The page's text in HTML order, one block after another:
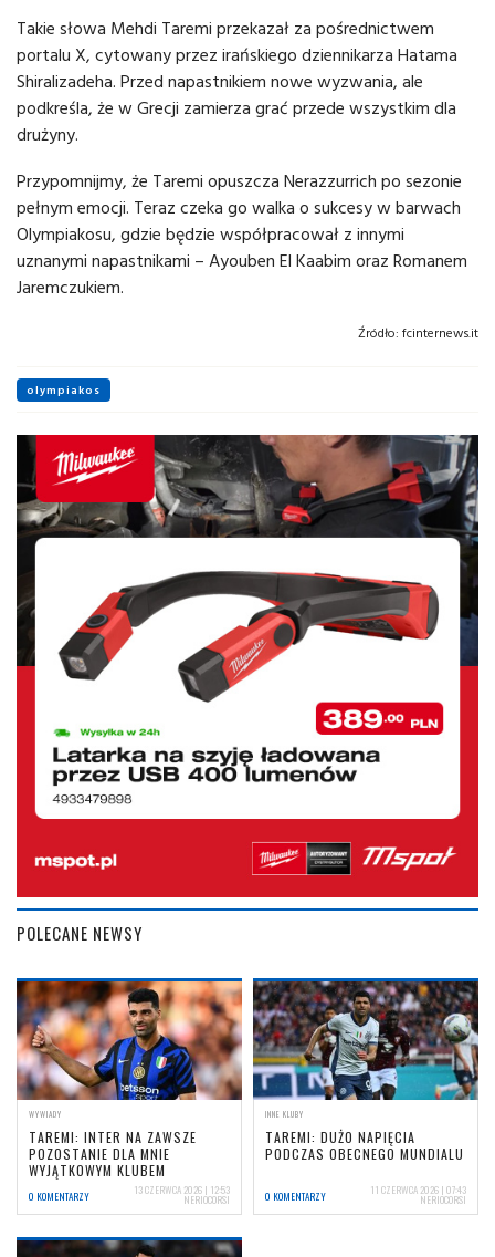
Takie słowa Mehdi Taremi przekazał za pośrednictwem
portalu X, cytowany przez irańskiego dziennikarza Hatama
Shiralizadeha. Przed napastnikiem nowe wyzwania, ale
podkreśla, że w Grecji zamierza grać przede wszystkim dla
drużyny.
Przypomnijmy, że Taremi opuszcza Nerazzurrich po sezonie
pełnym emocji. Teraz czeka go walka o sukcesy w barwach
Olympiakosu, gdzie będzie współpracował z innymi
uznanymi napastnikami – Ayouben El Kaabim oraz Romanem
Jaremczukiem.
Źródło: fcinternews.it
olympiakos
POLECANE NEWSY
WYWIADY
TAREMI: INTER NA ZAWSZE
POZOSTANIE DLA MNIE
WYJĄTKOWYM KLUBEM
0 KOMENTARZY 13 CZERWCA 2026 | 12:53
NERIOCORSI
INNE KLUBY
TAREMI: DUŻO NAPIĘCIA
PODCZAS OBECNEGO MUNDIALU
0 KOMENTARZY 11 CZERWCA 2026 | 07:43
NERIOCORSI